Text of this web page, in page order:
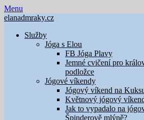
Skip
to
Menu
elanadmraky.cz
Služby
Jóga s Elou
FB Jóga Plavy
Jemné cvičení pro
podložce
Jógové víkendy
Jógový víkend na
Květnový jógový
Jak to vypadalo na
Špinderově mlýně?